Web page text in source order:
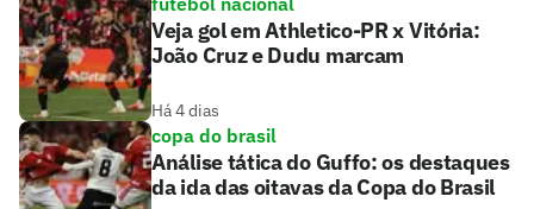
Veja gol em Athletico-PR x Vitória:
João Cruz e Dudu marcam
Há 4 dias
copa do brasil
Análise tática do Guffo: os destaques
da ida das oitavas da Copa do Brasil